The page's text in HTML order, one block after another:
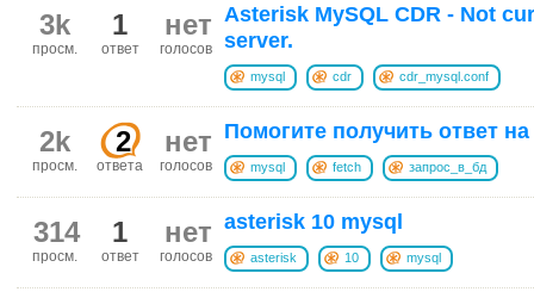
нет
голосов
1
ответ
3k
просм.
Asterisk MySQL CDR - Not
server.
mysql cdr cdr_mysql.conf
нет
голосов
2
ответа
2k
просм.
Помогите получить ответ
mysql fetch запрос_в_бд
нет
голосов
1
ответ
314
просм.
asterisk 10 mysql
asterisk 10 mysql